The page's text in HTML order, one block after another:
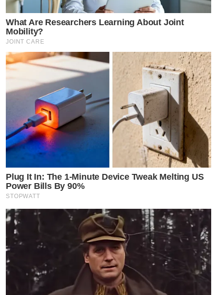
What Are Researchers Learning About Joint
Mobility?
JOINT CARE
Plug It In: The 1-Minute Device Tweak Melting US
Power Bills By 90%
STOPWATT